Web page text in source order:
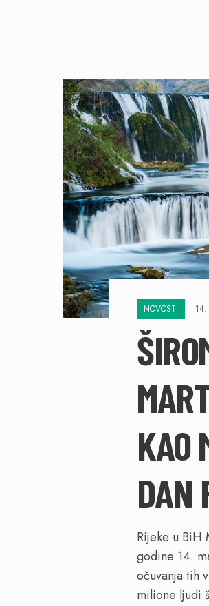
NOVOSTI
KAO
DAN
Rijeke u BiH
godine 14.
očuvanja tih
milione ljudi